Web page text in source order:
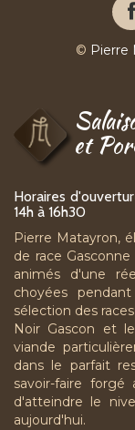
© Pierre
et
Horaires
14h à 16h30
Pierre Matayron,
de race
animés d'une
choyées
sélection des
Noir Gascon et
viande
dans le parfait
savoir-faire
d'atteindre le
aujourd'hui.